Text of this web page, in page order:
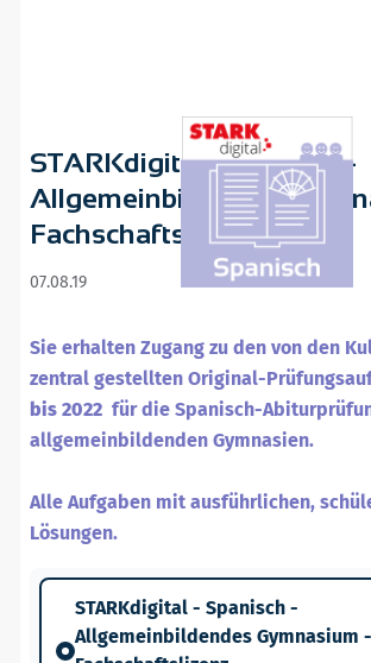
STARKdigital - Spanisch -
Allgemeinbildendes
Fachschaftslizenz.
07.08.19
Sie erhalten Zugang zu den von den
zentral gestellten Original-
bis 2022 für die Spanisch-
allgemeinbildenden Gymnasien.
Alle Aufgaben mit ausführlichen,
Lösungen.
STARKdigital - Spanisch -
Allgemeinbildendes Gymnasium -